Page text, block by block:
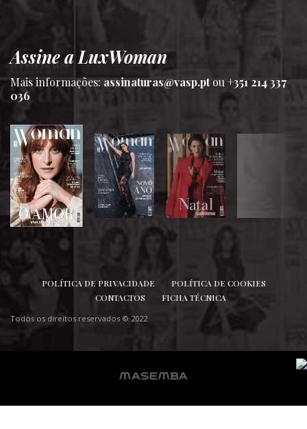
SIGA-NOS
Assine a LuxWoman
Mais informações:assinaturas@vasp.ptou +351 214 337
036
POLÍTICA DE PRIVACIDADE
POLÍTICA DE COOKIES
CONTACTOS
FICHA TÉCNICA
Todos os direitos reservados © 2022